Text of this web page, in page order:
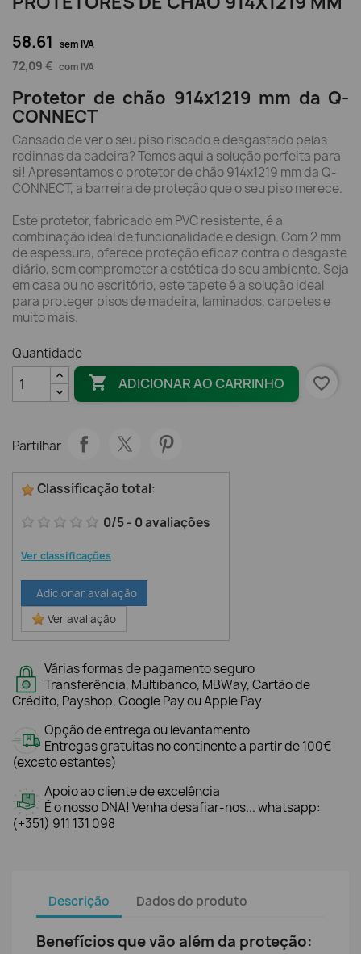
58.61 sem IVA
72,09 € com IVA
Protetor de chão 914x1219 mm da Q-
CONNECT
Cansado de ver o seu piso riscado e desgastado pelas
rodinhas da cadeira? Temos aqui a solução perfeita para
si! Apresentamos o protetor de chão 914x1219 mm da Q-
CONNECT, a barreira de proteção que o seu piso merece.
Este protetor, fabricado em PVC resistente, é a
combinação ideal de funcionalidade e design. Com 2 mm
de espessura, oferece proteção eficaz contra o desgaste
diário, sem comprometer a estética do seu ambiente. Seja
em casa ou no escritório, este tapete é a solução ideal
para proteger pisos de madeira, laminados, carpetes e
muito mais.
Quantidade
 ADICIONAR AO CARRINHO favorite_border
Partilhar
Classificação total:
0/5- 0avaliações
Ver classificações
Adicionar avaliação
Ver avaliação
Várias formas de pagamento seguro
Transferência, Multibanco, MBWay, Cartão de
Crédito, Payshop, Google Pay ou Apple Pay
Opção de entrega ou levantamento
Entregas gratuitas no continente a partir de 100€
(exceto estantes)
Apoio ao cliente de excelência
É o nosso DNA! Venha desafiar-nos... whatsapp:
(+351) 911 131 098
Descrição Dados do produto
Benefícios que vão além da proteção: